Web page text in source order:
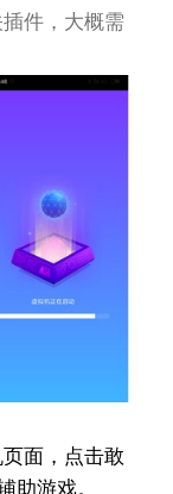
件，大概需
面，点击敢
助游戏。